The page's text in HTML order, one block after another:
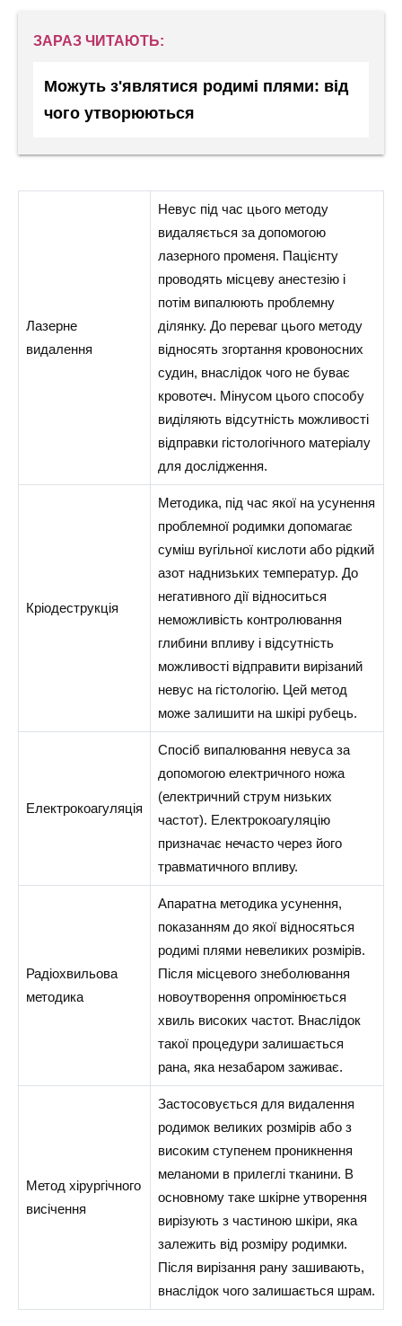
ЗАРАЗ ЧИТАЮТЬ:
Можуть з'являтися родимі плями: від
чого утворюються
Лазерне
видалення
Невус під час цього методу
видаляється за допомогою
лазерного променя. Пацієнту
проводять місцеву анестезію і
потім випалюють проблемну
ділянку. До переваг цього методу
відносять згортання кровоносних
судин, внаслідок чого не буває
кровотеч. Мінусом цього способу
виділяють відсутність можливості
відправки гістологічного матеріалу
для дослідження.
Кріодеструкція
Методика, під час якої на усунення
проблемної родимки допомагає
суміш вугільної кислоти або рідкий
азот наднизьких температур. До
негативного дії відноситься
неможливість контролювання
глибини впливу і відсутність
можливості відправити вирізаний
невус на гістологію. Цей метод
може залишити на шкірі рубець.
Електрокоагуляція
Спосіб випалювання невуса за
допомогою електричного ножа
(електричний струм низьких
частот). Електрокоагуляцію
призначає нечасто через його
травматичного впливу.
Радіохвильова
методика
Апаратна методика усунення,
показанням до якої відносяться
родимі плями невеликих розмірів.
Після місцевого знеболювання
новоутворення опромінюється
хвиль високих частот. Внаслідок
такої процедури залишається
рана, яка незабаром заживає.
Метод хірургічного
висічення
Застосовується для видалення
родимок великих розмірів або з
високим ступенем проникнення
меланоми в прилеглі тканини. В
основному таке шкірне утворення
вирізують з частиною шкіри, яка
залежить від розміру родимки.
Після вирізання рану зашивають,
внаслідок чого залишається шрам.